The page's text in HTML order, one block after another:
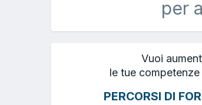
per
Vuoi
le tue
PERCORSI DI